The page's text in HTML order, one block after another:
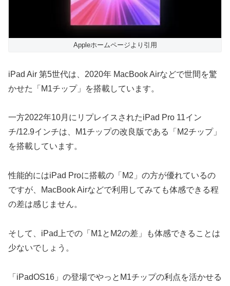
Appleホームページより引用
iPad Air 第5世代は、2020年 MacBook Airなどで世間を驚
かせた「M1チップ」を搭載しています。
一方2022年10月にリプレイスされたiPad Pro 11イン
チ/12.9インチは、M1チップの改良版である「M2チップ」
を搭載しています。
性能的にはiPad Proに搭載の「M2」の方が優れているの
ですが、MacBook Airなどで利用してみても体感できる程
の差は感じません。
そして、iPad上での「M1とM2の差」も体感できることは
少ないでしょう。
「iPadOS16」の登場でやっとM1チップの利点を活かせる